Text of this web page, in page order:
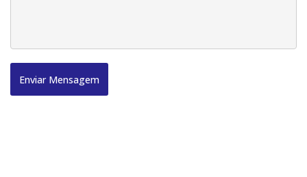
Enviar Mensagem